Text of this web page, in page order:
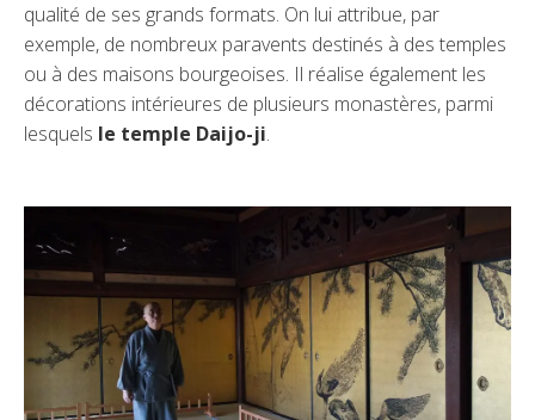
qualité de ses grands formats. On lui attribue, par
exemple, de nombreux paravents destinés à des temples
ou à des maisons bourgeoises. Il réalise également les
décorations intérieures de plusieurs monastères, parmi
lesquels le temple Daijo-ji.